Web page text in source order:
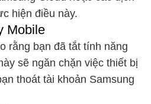
hiện điều này.
Mobile
rằng bạn đã tắt tính năng
sẽ ngăn chặn việc thiết bị
thoát tài khoản Samsung